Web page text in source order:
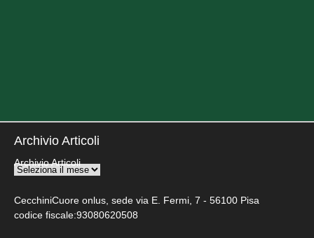
Archivio Articoli
Archivio Articoli
CecchiniCuore onlus, sede via E. Fermi, 7 - 56100 Pisa
codice fiscale:93080620508